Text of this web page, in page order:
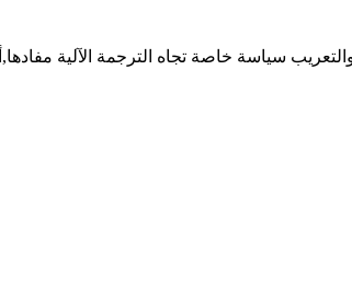
والتعريب سياسة خاصة تجاه الترجمة الآلية